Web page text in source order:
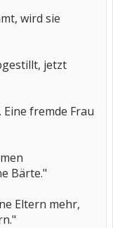
wird sie
jetzt
fremde Frau
Bärte."
Eltern mehr,